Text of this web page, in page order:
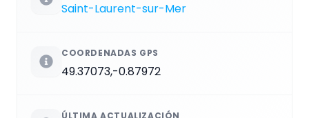
Saint-Laurent-sur-Mer
COORDENADAS GPS
49.37073,-0.87972